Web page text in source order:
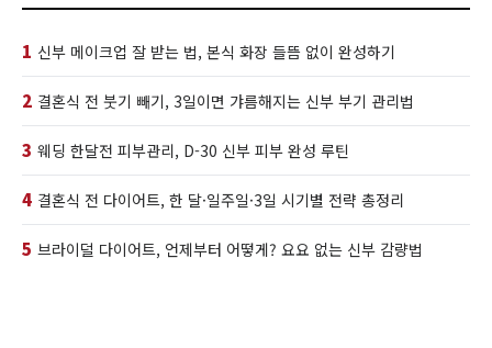
1 신부 메이크업 잘 받는 법, 본식 화장 들뜸 없이 완성하기
2 결혼식 전 붓기 빼기, 3일이면 갸름해지는 신부 부기 관리법
3 웨딩 한달전 피부관리, D-30 신부 피부 완성 루틴
4 결혼식 전 다이어트, 한 달·일주일·3일 시기별 전략 총정리
5 브라이덜 다이어트, 언제부터 어떻게? 요요 없는 신부 감량법